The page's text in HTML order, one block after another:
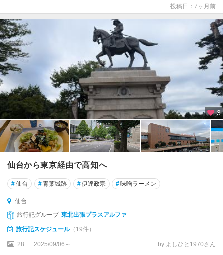
投稿日：7ヶ月前
3
仙台から東京経由で高知へ
#仙台 #青葉城跡 #伊達政宗 #味噌ラーメン
仙台
旅行記グループ 東北出張プラスアルファ
旅行記スケジュール（19件）
28 2025/09/06～ by よしひと1970さん